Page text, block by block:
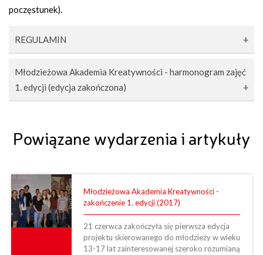
poczęstunek).
REGULAMIN
opiekuna prawnego (w przypadku osób małoletnich).
deklaracji uczestnictwa oraz formularzy
uzupełniających. Gotowy druk można pobrać w
sekretariatach szkół lub na stronie internetowej
www.kpck.pl.
Wielkość grupy jest ograniczona do 15 osób, w
przypadku większej ilości zgłoszeń o kolejności
Młodzieżowa Akademia Kreatywności - harmonogram zajęć
1. edycji (edycja zakończona)
11.03.2017 – Uroczyste rozpoczęcie projektu, Zajęcia
Kulturalna, Spotkanie z psychologiem / trenerem
25.03.2017 – Warsztaty dziennikarskie,
Przygotowywanie tekstów, Retoryka i autoprezentacja,
Emisja głosu, Spotkanie z dziennikarzem
01.04.2017 – Zajęcia plastyczne, Warsztaty rysunku i
techniki malarskie, Dobór właściwych materiałów, Analiza
Powiązane wydarzenia i artykuły
Młodzieżowa Akademia Kreatywności -
zakończenie 1. edycji (2017)
21 czerwca zakończyła się pierwsza edycja
projektu skierowanego do młodzieży w wieku
13-17 lat zainteresowanej szeroko rozumianą